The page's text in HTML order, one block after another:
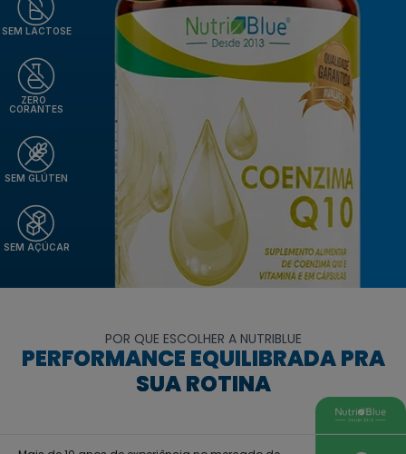
SEM LACTOSE
ZERO
CORANTES
SEM GLÚTEN
SEM AÇÚCAR
POR QUE ESCOLHER A NUTRIBLUE
PERFORMANCE EQUILIBRADA PRA
SUA ROTINA